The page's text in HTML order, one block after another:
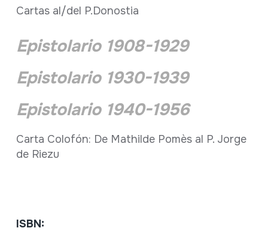
Cartas al/del P.Donostia
Epistolario 1908-1929
Epistolario 1930-1939
Epistolario 1940-1956
Carta Colofón: De Mathilde Pomès al P. Jorge
de Riezu
ISBN: